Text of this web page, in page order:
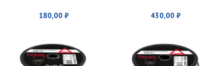
180,00 ₽ 430,00 ₽